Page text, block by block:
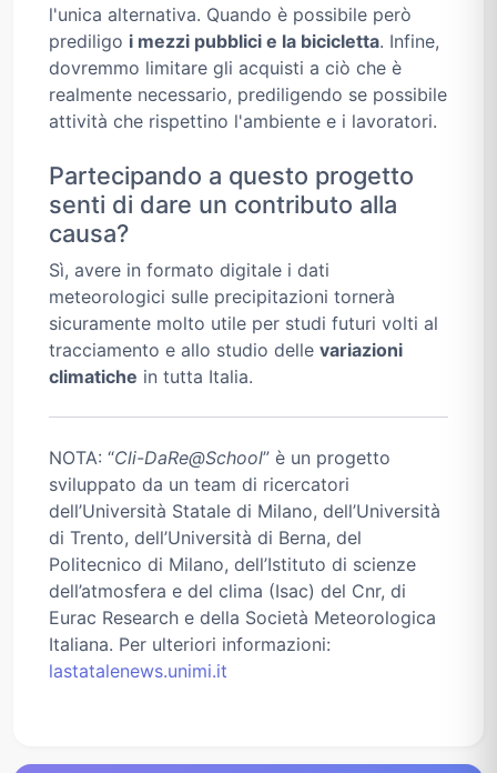
l'unica alternativa. Quando è possibile però
prediligo i mezzi pubblici e la bicicletta. Infine,
dovremmo limitare gli acquisti a ciò che è
realmente necessario, prediligendo se possibile
attività che rispettino l'ambiente e i lavoratori.
Partecipando a questo progetto
senti di dare un contributo alla
causa?
Sì, avere in formato digitale i dati
meteorologici sulle precipitazioni tornerà
sicuramente molto utile per studi futuri volti al
tracciamento e allo studio delle variazioni
climatiche in tutta Italia.
NOTA: “Cli-DaRe@School” è un progetto
sviluppato da un team di ricercatori
dell’Università Statale di Milano, dell’Università
di Trento, dell’Università di Berna, del
Politecnico di Milano, dell’Istituto di scienze
dell’atmosfera e del clima (Isac) del Cnr, di
Eurac Research e della Società Meteorologica
Italiana. Per ulteriori informazioni:
lastatalenews.unimi.it